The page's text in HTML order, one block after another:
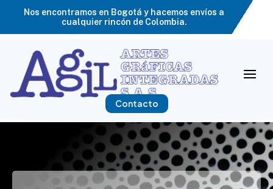
Nos encontramos en Bogotá y hacemos envíos a
cualquier rincón de Colombia.
Contacto